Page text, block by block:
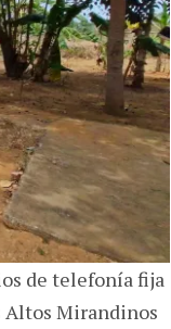
de telefonía fija
Altos Mirandinos